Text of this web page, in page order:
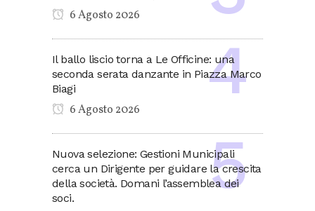
6 Agosto 2026
Il ballo liscio torna a Le Officine: una
seconda serata danzante in Piazza Marco
Biagi
6 Agosto 2026
Nuova selezione: Gestioni Municipali
cerca un Dirigente per guidare la crescita
della società. Domani l’assemblea dei
soci.